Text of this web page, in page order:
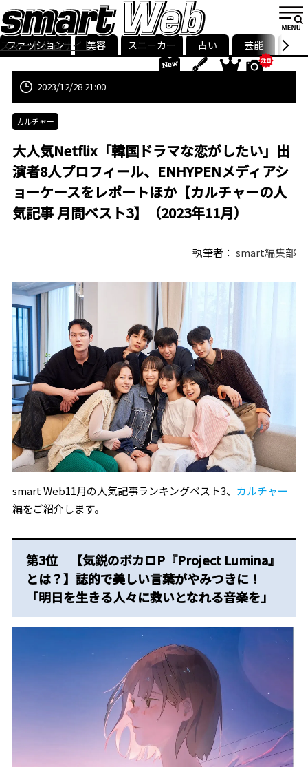
スマート公式サイト
smart最新号
記事一覧ランキング
ストリ
ファッション 美容 スニーカー 占い 芸能 グル
2023/12/28 21:00
カルチャー
大人気Netflix「韓国ドラマな恋がしたい」出
演者8人プロフィール、ENHYPENメディアシ
ョーケースをレポートほか【カルチャーの人
気記事 月間ベスト3】（2023年11月）
執筆者：smart編集部
smart Web11月の人気記事ランキングベスト3、 カルチャー
編をご紹介します。
第3位 【気鋭のボカロP『Project Lumina』
とは？】誌的で美しい言葉がやみつきに！
「明日を生きる人々に救いとなれる音楽を」